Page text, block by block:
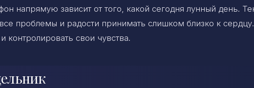
напрямую зависит от того, какой сегодня лунный день.
проблемы и радости принимать слишком близко к сердцу.
контролировать свои чувства.